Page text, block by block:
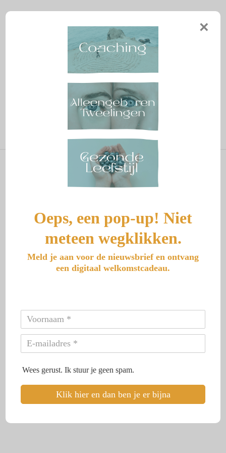
Aranka Reeuwijk
Menu
Cookieverklaring
© 2026 Aranka Reeuwijk - Uit je trauma, in je kracht. Alle rechten
voorbehouden.
×
Oeps, een pop-up! Niet
meteen wegklikken.
Meld je aan voor de nieuwsbrief en ontvang
een digitaal welkomstcadeau.
Wees gerust. Ik stuur je geen spam.
Klik hier en dan ben je er bijna